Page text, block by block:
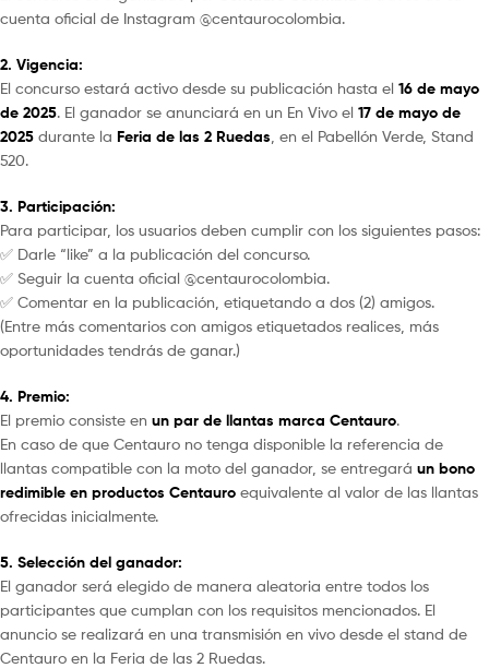
cuenta oficial de Instagram @centaurocolombia.
2. Vigencia:
El concurso estará activo desde su publicación hasta el 16 de mayo
de 2025. El ganador se anunciará en un En Vivo el 17 de mayo de
2025 durante la Feria de las 2 Ruedas , en el Pabellón Verde, Stand
520.
3. Participación:
Para participar, los usuarios deben cumplir con los siguientes pasos:
✅ Darle “like” a la publicación del concurso.
✅ Seguir la cuenta oficial @centaurocolombia.
✅ Comentar en la publicación, etiquetando a dos (2) amigos.
(Entre más comentarios con amigos etiquetados realices, más
oportunidades tendrás de ganar.)
4. Premio:
El premio consiste en un par de llantas marca Centauro.
En caso de que Centauro no tenga disponible la referencia de
llantas compatible con la moto del ganador, se entregará un bono
redimible en productos Centauro equivalente al valor de las llantas
ofrecidas inicialmente.
5. Selección del ganador:
El ganador será elegido de manera aleatoria entre todos los
participantes que cumplan con los requisitos mencionados. El
anuncio se realizará en una transmisión en vivo desde el stand de
Centauro en la Feria de las 2 Ruedas.